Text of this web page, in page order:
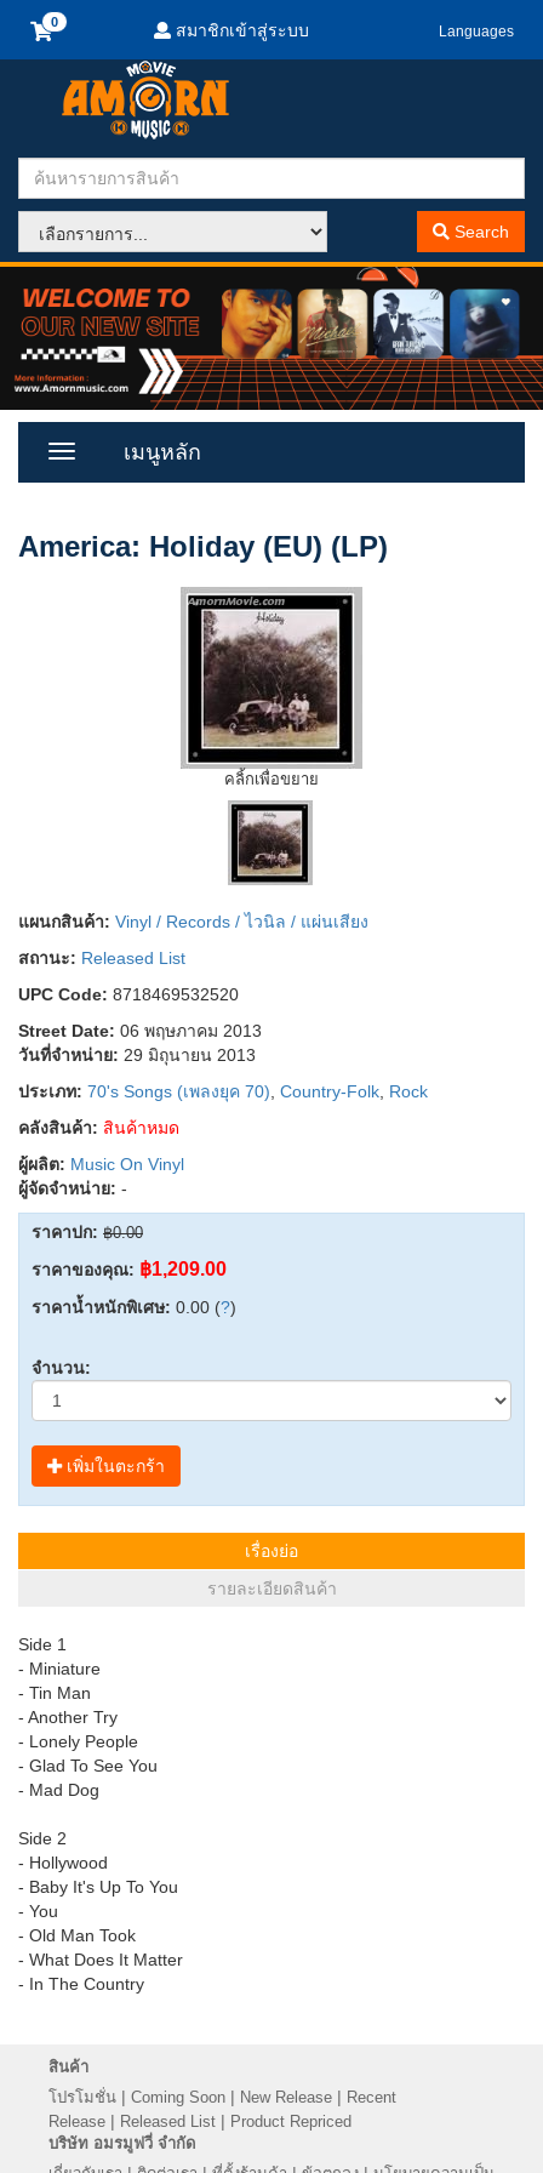
สมาชิกเข้าสู่ระบบ Languages
Search
Toggle
เมนูหลัก
America: Holiday (EU) (LP)
คลิ้กเพื่อขยาย
แผนกสินค้า: Vinyl / Records / ไวนิล / แผ่นเสียง
สถานะ: Released List
UPC Code: 8718469532520
Street Date: 06 พฤษภาคม 2013
วันที่จำหน่าย: 29 มิถุนายน 2013
ประเภท: 70's Songs (เพลงยุค 70) Country-Folk Rock
คลังสินค้า: สินค้าหมด
ผู้ผลิต: Music On Vinyl
ผู้จัดจำหน่าย: -
ราคาปก: ฿0.00
ราคาของคุณ: ฿1,209.00
ราคาน้ำหนักพิเศษ: 0.00 (?)
จำนวน:
เพิ่มในตะกร้า
เรื่องย่อ
รายละเอียดสินค้า
Side 1
- Miniature
- Tin Man
- Another Try
- Lonely People
- Glad To See You
- Mad Dog
Side 2
- Hollywood
- Baby It's Up To You
- You
- Old Man Took
- What Does It Matter
- In The Country
สินค้า
โปรโมชั่น | Coming Soon | New Release | Recent
Release | Released List | Product Repriced
บริษัท อมรมูฟวี่ จำกัด